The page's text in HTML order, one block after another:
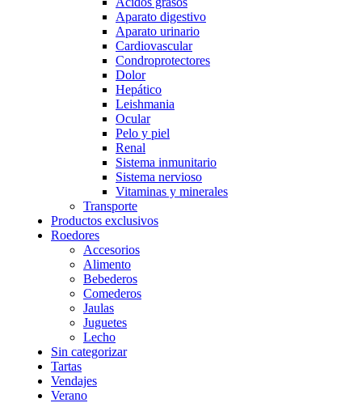
Aparato digestivo
Aparato urinario
Cardiovascular
Condroprotectores
Dolor
Hepático
Leishmania
Ocular
Pelo y piel
Renal
Sistema inmunitario
Sistema nervioso
Vitaminas y minerales
Transporte
Productos exclusivos
Roedores
Accesorios
Alimento
Bebederos
Comederos
Jaulas
Juguetes
Lecho
Sin categorizar
Tartas
Vendajes
Verano